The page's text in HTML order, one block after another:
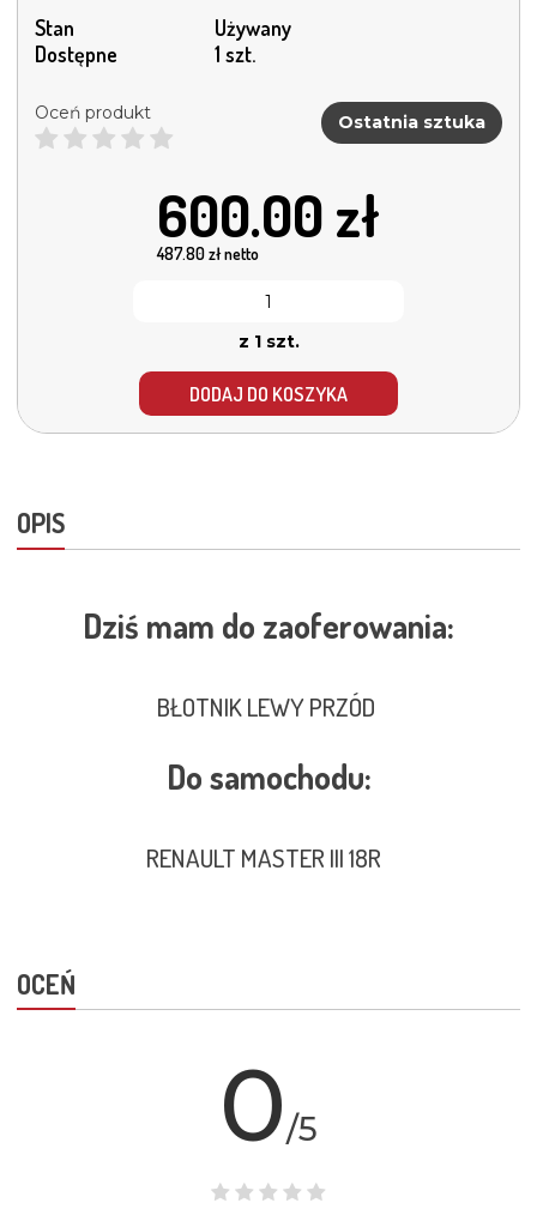
Stan
Używany
Dostępne
1 szt.
Oceń produkt Ostatnia sztuka
600.00 zł
487.80zł netto
z 1 szt.
DODAJ DO KOSZYKA
OPIS
Dziś mam do zaoferowania:
BŁOTNIK LEWY PRZÓD
Do samochodu:
RENAULT MASTER III 18R
OCEŃ
0/5